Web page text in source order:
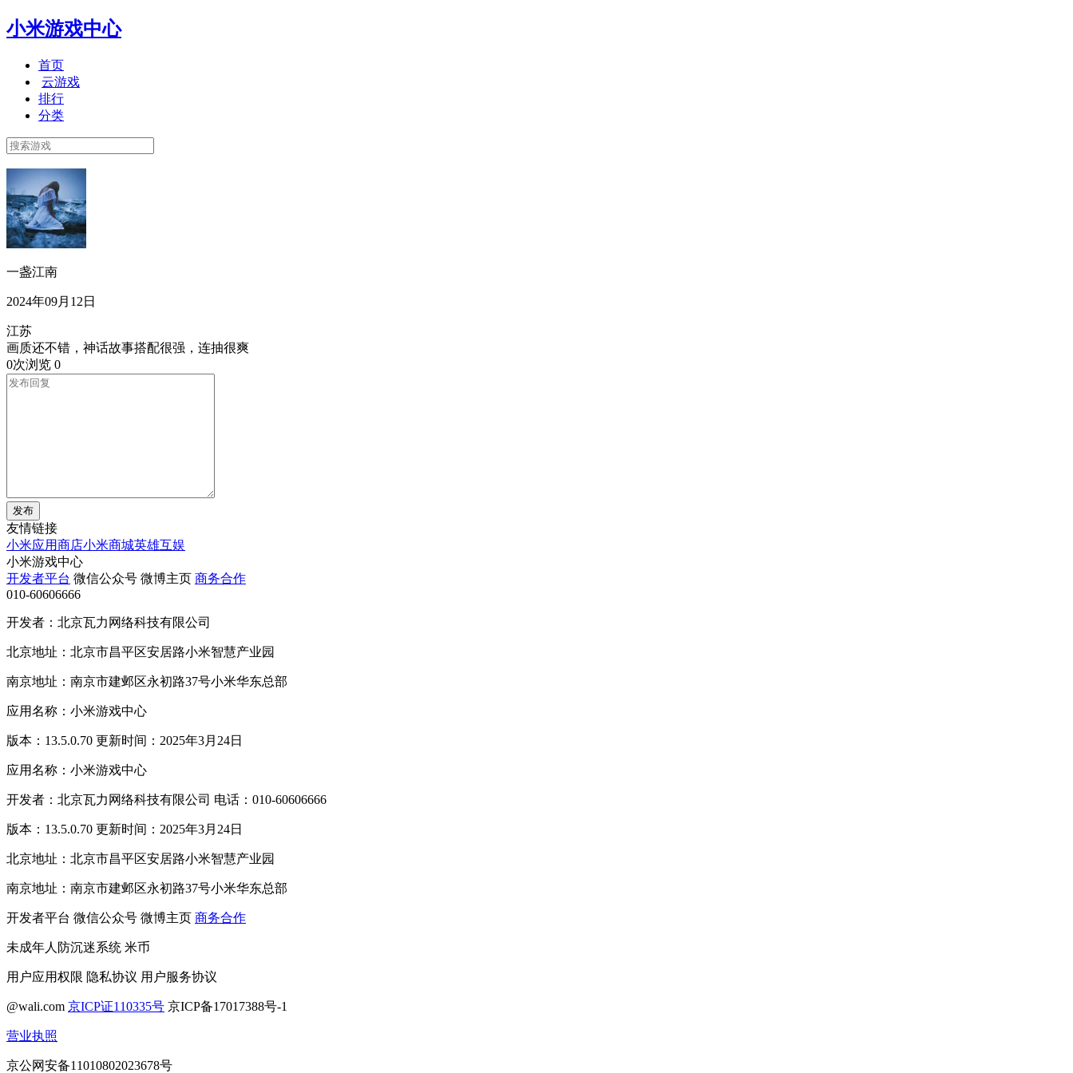
小米游戏中心
首页
云游戏
排行
分类
一盏江南
2024年09月12日
江苏
画质还不错，神话故事搭配很强，连抽很爽
0次浏览 0
发布
友情链接
小米应用商店小米商城英雄互娱
小米游戏中心
开发者平台 微信公众号 微博主页 商务合作
010-60606666
开发者：北京瓦力网络科技有限公司
北京地址：北京市昌平区安居路小米智慧产业园
南京地址：南京市建邺区永初路37号小米华东总部
应用名称：小米游戏中心
版本：13.5.0.70 更新时间：2025年3月24日
应用名称：小米游戏中心
开发者：北京瓦力网络科技有限公司 电话：010-60606666
版本：13.5.0.70 更新时间：2025年3月24日
北京地址：北京市昌平区安居路小米智慧产业园
南京地址：南京市建邺区永初路37号小米华东总部
开发者平台 微信公众号 微博主页 商务合作
未成年人防沉迷系统 米币
用户应用权限 隐私协议 用户服务协议
@wali.com 京ICP证110335号 京ICP备17017388号-1
营业执照
京公网安备11010802023678号